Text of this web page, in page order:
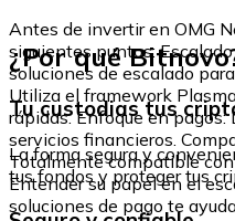
Antes de invertir en OMG
siguientes puntos:
soluciones de escalado
Utiliza el framework
rápidas. Enfoque en
servicios financieros.
Totalmente compatible
Entender su papel en el
soluciones de pago te
¿Por qué
Tu custodias tus
La forma segura y
tus fondos y proteger tus